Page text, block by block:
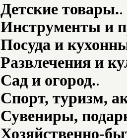
Детские товары..
Инструменты и
Посуда и
Развлечения и
Сад и огород..
Спорт, туризм,
Сувениры,
Хозяйственно-